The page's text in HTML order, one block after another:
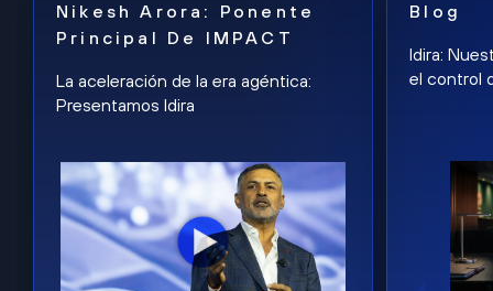
Nikesh Arora: Ponente
Principal De IMPACT
La aceleración de la era agéntica:
Presentamos Idira
Blog
Idira:
el control